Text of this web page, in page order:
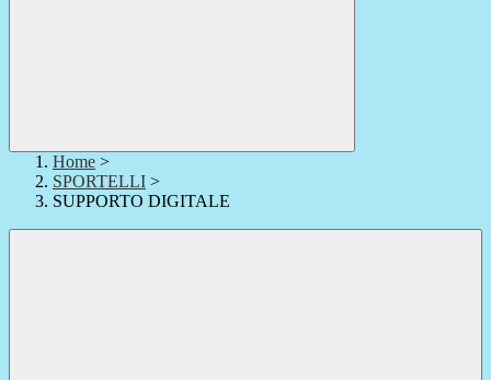
Home >
SPORTELLI >
SUPPORTO DIGITALE